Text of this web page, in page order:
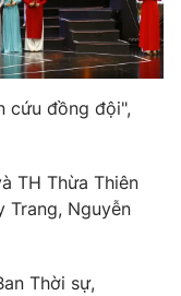
cứu đồng đội",
TH Thừa Thiên
Trang, Nguyễn
Thời sự,